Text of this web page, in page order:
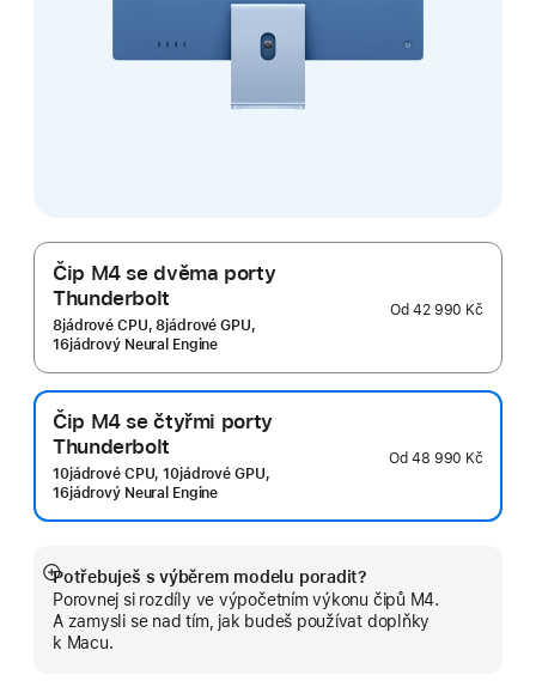
Čip M4 se dvěma porty
Thunderbolt
8jádrové CPU, 8jádrové GPU,
16jádrový Neural Engine
Od42 990 Kč
Čip M4 se čtyřmi porty
Thunderbolt
10jádrové CPU, 10jádrové GPU,
16jádrový Neural Engine
Od48 990 Kč
Potřebuješ s výběrem modelu poradit?
Porovnej si rozdíly ve výpočetním výkonu čipů M4.
A zamysli se nad tím, jak budeš používat doplňky
k Macu.
Zobrazit
více